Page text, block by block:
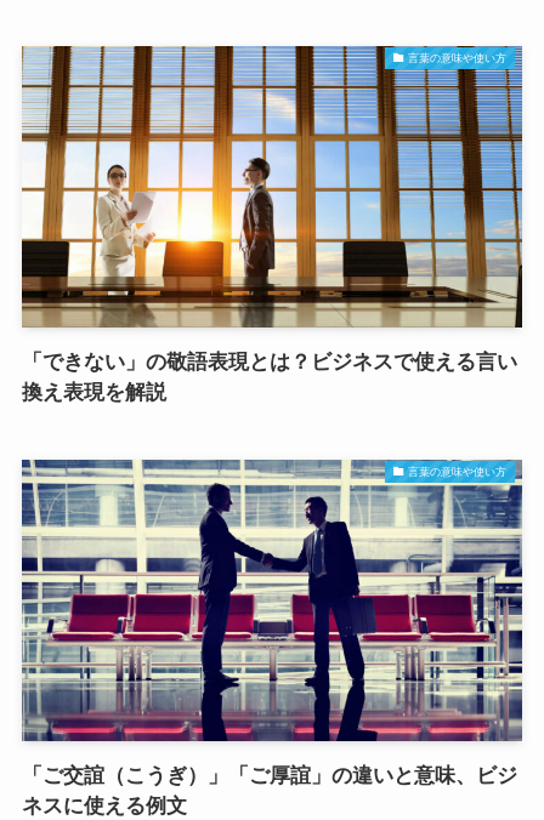
言葉の意味や使い方
「できない」の敬語表現とは？ビジネスで使える言い
換え表現を解説
言葉の意味や使い方
「ご交誼（こうぎ）」「ご厚誼」の違いと意味、ビジ
ネスに使える例文